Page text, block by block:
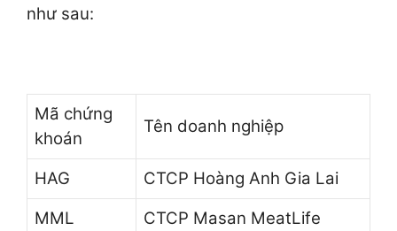
như sau:
Mã chứng
khoán
Tên doanh nghiệp
HAG
CTCP Hoàng Anh Gia Lai
MML
CTCP Masan MeatLife